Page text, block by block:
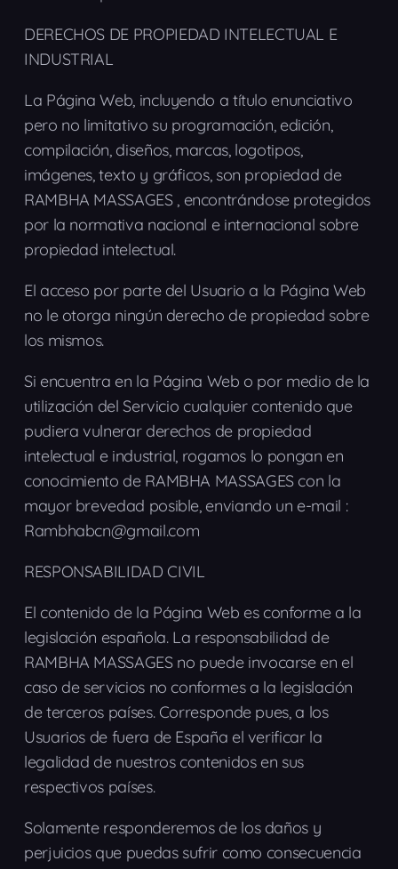
DERECHOS DE PROPIEDAD INTELECTUAL E
INDUSTRIAL
La Página Web, incluyendo a título enunciativo
pero no limitativo su programación, edición,
compilación, diseños, marcas, logotipos,
imágenes, texto y gráficos, son propiedad de
RAMBHA MASSAGES , encontrándose protegidos
por la normativa nacional e internacional sobre
propiedad intelectual.
El acceso por parte del Usuario a la Página Web
no le otorga ningún derecho de propiedad sobre
los mismos.
Si encuentra en la Página Web o por medio de la
utilización del Servicio cualquier contenido que
pudiera vulnerar derechos de propiedad
intelectual e industrial, rogamos lo pongan en
conocimiento de RAMBHA MASSAGES con la
mayor brevedad posible, enviando un e-mail :
Rambhabcn@gmail.com
RESPONSABILIDAD CIVIL
El contenido de la Página Web es conforme a la
legislación española. La responsabilidad de
RAMBHA MASSAGES no puede invocarse en el
caso de servicios no conformes a la legislación
de terceros países. Corresponde pues, a los
Usuarios de fuera de España el verificar la
legalidad de nuestros contenidos en sus
respectivos países.
Solamente responderemos de los daños y
perjuicios que puedas sufrir como consecuencia